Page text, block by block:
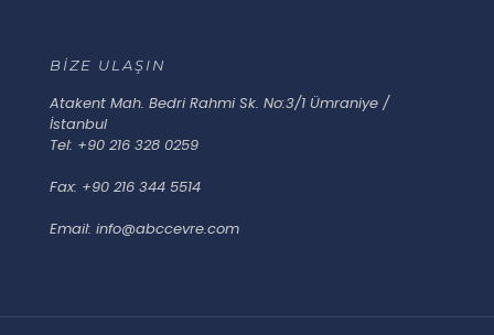
BİZE ULAŞIN
Atakent Mah. Bedri Rahmi Sk. No:3/1 Ümraniye /
İstanbul
Tel: +90 216 328 0259
Fax: +90 216 344 5514
Email: info@abccevre.com